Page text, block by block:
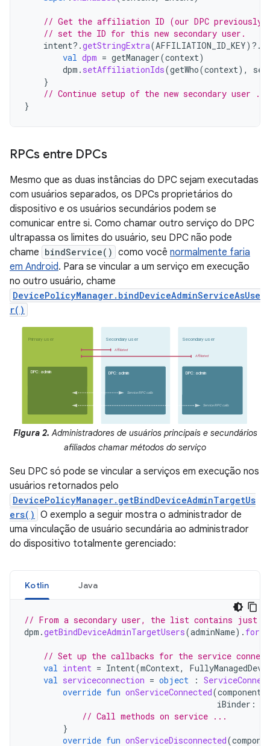
// Get the affiliation ID (our DPC previously
// set the ID for this new secondary user.
intent?.getStringExtra(AFFILIATION_ID_KEY) ?.
val dpm = getManager(context)
dpm . setAffiliationIds(getWho(context),
}
// Continue setup of the new secondary user ...
}
RPCs entre DPCs
Mesmo que as duas instâncias do DPC sejam executadas
com usuários separados, os DPCs proprietários do
dispositivo e os usuários secundários podem se
comunicar entre si. Como chamar outro serviço do DPC
ultrapassa os limites do usuário, seu DPC não pode
chame bindService() como você normalmente faria
em Android. Para se vincular a um serviço em execução
no outro usuário, chame
DevicePolicyManager.bindDeviceAdminServiceAsUse
r()
Figura 2. Administradores de usuários principais e secundários
afiliados chamar métodos do serviço
Seu DPC só pode se vincular a serviços em execução nos
usuários retornados pelo
DevicePolicyManager.getBindDeviceAdminTargetUs
ers() O exemplo a seguir mostra o administrador de
uma vinculação de usuário secundária ao administrador
do dispositivo totalmente gerenciado:
Kotlin Java
// From a secondary user, the list contains just
dpm .getBindDeviceAdminTargetUsers(adminName).
// Set up the callbacks for the service
val intent = Intent(mContext,
val serviceconnection = object :
override fun onServiceConnected(
iBinder :
// Call methods on service ...
}
override fun onServiceDisconnected(